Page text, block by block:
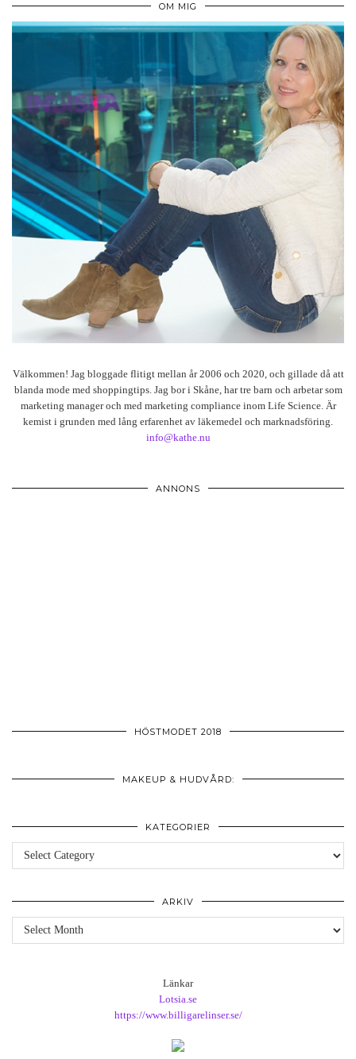
OM MIG
Välkommen! Jag bloggade flitigt mellan år 2006 och 2020, och gillade då att
blanda mode med shoppingtips. Jag bor i Skåne, har tre barn och arbetar som
marketing manager och med marketing compliance inom Life Science. Är
kemist i grunden med lång erfarenhet av läkemedel och marknadsföring.
info@kathe.nu
ANNONS
HÖSTMODET 2018
MAKEUP & HUDVÅRD:
KATEGORIER
Kategorier
ARKIV
Arkiv
Länkar
Lotsia.se
https://www.billigarelinser.se/